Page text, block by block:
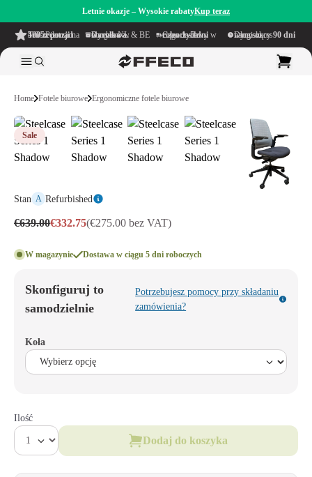
Letnie okazje – Wysokie rabatyKup teraz
4.6/5
z ponad 500 recenzji
na TrustPilot Darmowa wysyłka
w obrębie NL & BE Czas dostawy w ciągu
1–5 dni roboczych Długi okres namysłu wynoszący90 dni
Home Fotele biurowe Ergonomiczne fotele biurowe
Sale
Stan A Refurbished
€639.00€332.75(€275.00 bez VAT)
W magazynie Dostawa w ciągu 5 dni roboczych
Skonfiguruj to
samodzielnie
Potrzebujesz pomocy przy składaniu
zamówienia?
Koła
Ilość
Dodaj do koszyka